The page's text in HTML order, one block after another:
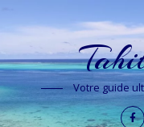
Votre guide